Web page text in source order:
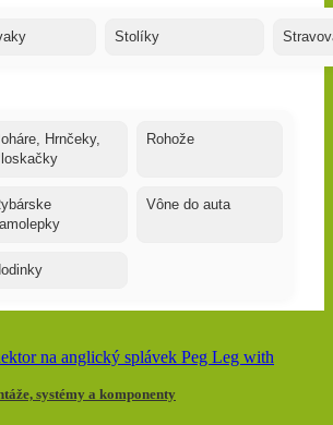
Stolíky
Hrnčeky,
Rohože
Vône do auta
systémy a komponenty